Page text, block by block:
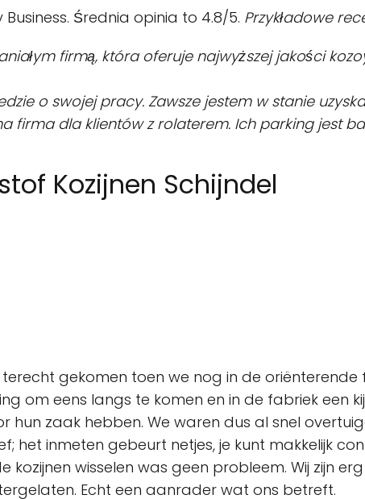
Średnia opinia to 4.8/5. Przykładowe
firmą, która oferuje najwyższej jakości
o swojej pracy. Zawsze jestem w stanie
firma dla klientów z rolaterem. Ich parking jest
Kozijnen Schijndel
gekomen toen we nog in de oriënterende
om eens langs te komen en in de fabriek een
hun zaak hebben. We waren dus al snel
het inmeten gebeurt netjes, je kunt makkelijk
kozijnen wisselen was geen probleem. Wij zijn
Echt een aanrader wat ons betreft.